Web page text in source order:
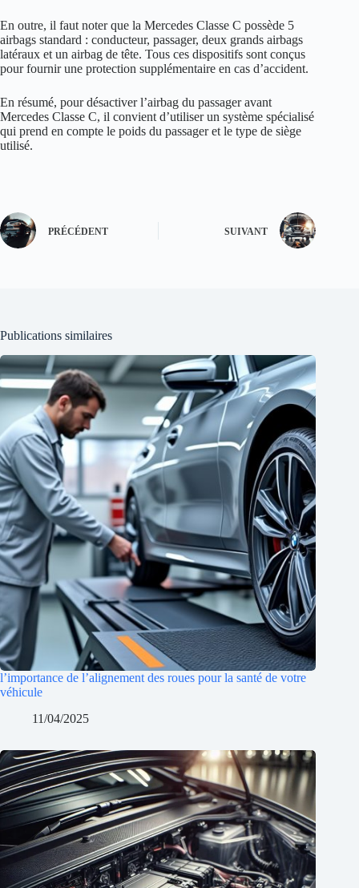
En outre, il faut noter que la Mercedes Classe C possède 5
airbags standard : conducteur, passager, deux grands airbags
latéraux et un airbag de tête. Tous ces dispositifs sont conçus
pour fournir une protection supplémentaire en cas d’accident.
En résumé, pour désactiver l’airbag du passager avant
Mercedes Classe C, il convient d’utiliser un système spécialisé
qui prend en compte le poids du passager et le type de siège
utilisé.
PRÉCÉDENT SUIVANT
Publications similaires
l’importance de l’alignement des roues pour la santé de votre
véhicule
11/04/2025